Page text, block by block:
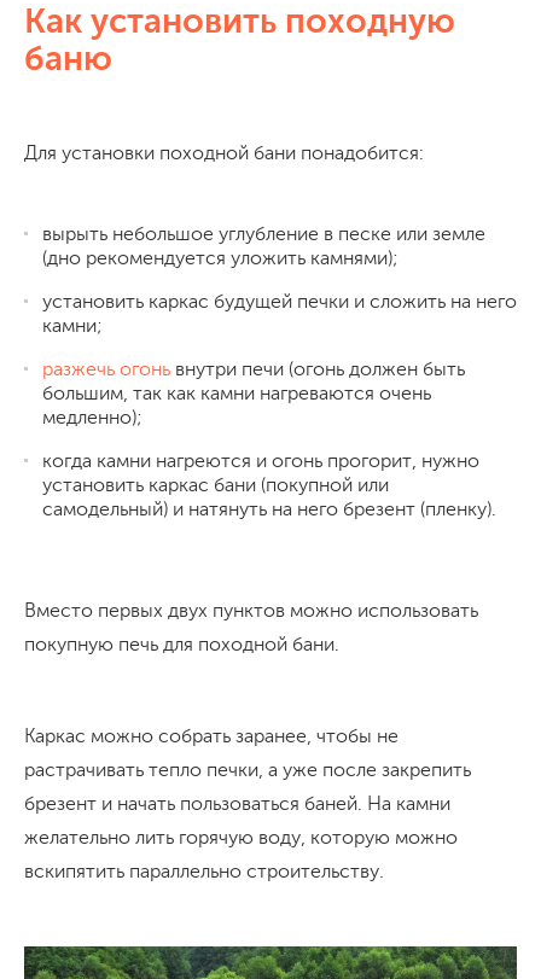
Как установить походную
баню
Для установки походной бани понадобится:
вырыть небольшое углубление в песке или земле
(дно рекомендуется уложить камнями);
установить каркас будущей печки и сложить на него
камни;
разжечь огонь внутри печи (огонь должен быть
большим, так как камни нагреваются очень
медленно);
когда камни нагреются и огонь прогорит, нужно
установить каркас бани (покупной или
самодельный) и натянуть на него брезент (пленку).
Вместо первых двух пунктов можно использовать
покупную печь для походной бани.
Каркас можно собрать заранее, чтобы не
растрачивать тепло печки, а уже после закрепить
брезент и начать пользоваться баней. На камни
желательно лить горячую воду, которую можно
вскипятить параллельно строительству.